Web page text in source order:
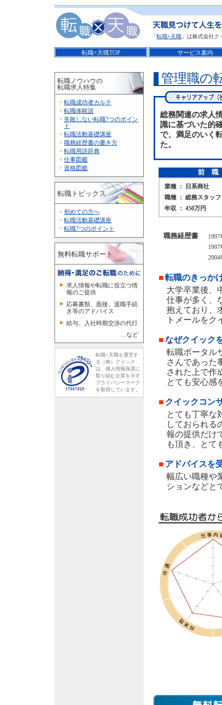
「転職×天職 」は株式会社
転職×天職TOP サービス案内
管理職の
総務関連の求人
識に基づいた的
で、満足のいく
た。
前 職
業種 ： 日系商社
職種 ： 総務スタッフ
年収 ： 450万円
職務経歴書
2004
■転職のきっか
大学卒業後、
仕事が多く、
抱えており、
トメールをク
■なぜクイック
転職ポータル
さんであった
された上で作
とても安心感
■ クイックコン
とても丁寧な
しておられる
報の提供だけ
も頂き、とて
■ アドバイスを
幅広い職種や
ションなどと
転職ノウハウの
転職求人特集
転職成功者カルテ
転職体験談
失敗しない転職7つのポイン
ト
転職活動基礎講座
職務経歴書の書き方
転職用語辞典
仕事図鑑
資格図鑑
転職トピックス
初めての方へ
転職活動基礎講座
転職7つのポイント
無料転職サポート
求人情報や転職に役立つ情
報のご提供
応募書類、面接、退職手続
き等のアドバイス
給与、入社時期交渉の代行
…など
転職×天職を運営す
る（株）クイック
は、個人情報保護に
取り組む企業を示す
プライバシーマーク
を取得しています。